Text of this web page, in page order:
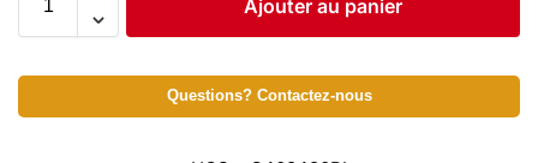
Ajouter au panier
Questions? Contactez-nous